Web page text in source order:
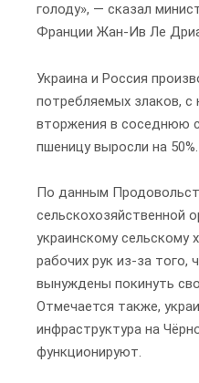
голоду», — сказал
Франции Жан-Ив Ле
Украина и Россия
потребляемых злаков, с
вторжения в соседнюю
пшеницу выросли на 50%.
По данным
сельскохозяйственной
украинскому сельскому
рабочих рук из-за
вынуждены покинуть
Отмечается также,
инфраструктура на
функционируют.